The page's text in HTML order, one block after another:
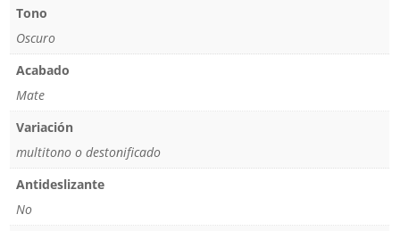
Tono
Oscuro
Acabado
Mate
Variación
multitono o destonificado
Antideslizante
No